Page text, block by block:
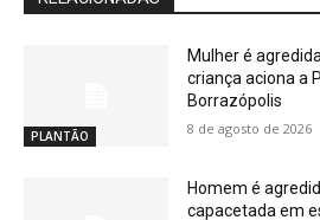
PLANTÃO
Mulher é
criança aciona a
Borrazópolis
8 de agosto de 2026
Homem é
capacetada em